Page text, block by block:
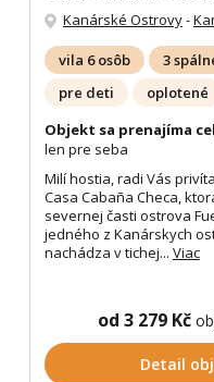
Kanárské Ostrovy-
vila 6 osôb 3
pre deti
oplotené
Objekt sa prenajíma
len pre seba
Milí hostia, radi Vás
Casa Cabaña Checa,
severnej časti ostrova
jedného z Kanárskych
nachádza v tichej... Viac
od 3 279 Kč
Detail